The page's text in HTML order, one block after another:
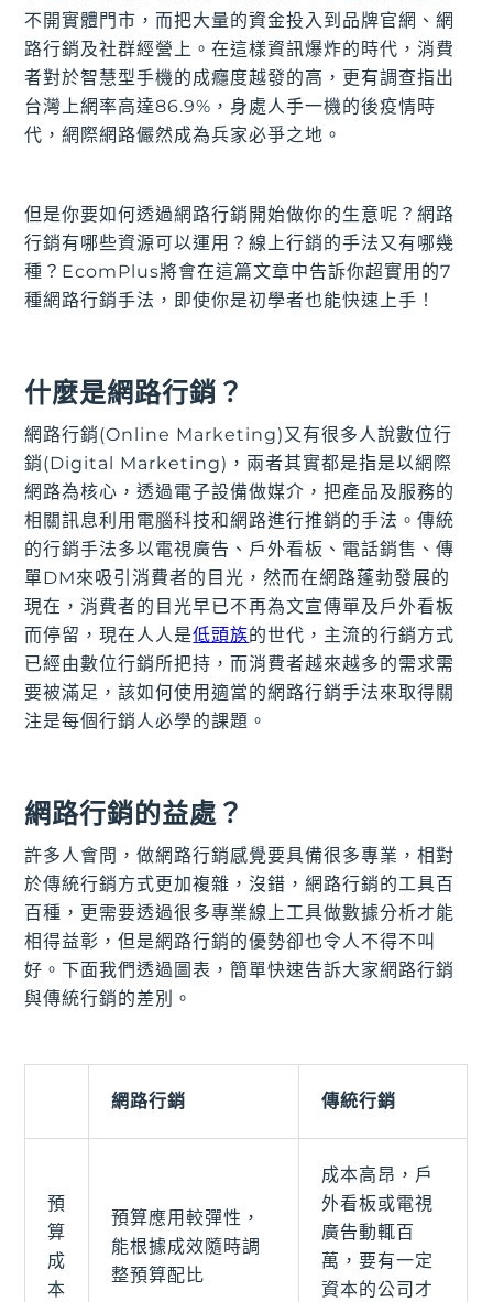
不開實體門市，而把大量的資金投入到品牌官網、網
路行銷及社群經營上。在這樣資訊爆炸的時代，消費
者對於智慧型手機的成癮度越發的高，更有調查指出
台灣上網率高達86.9%，身處人手一機的後疫情時
代，網際網路儼然成為兵家必爭之地。
但是你要如何透過網路行銷開始做你的生意呢？網路
行銷有哪些資源可以運用？線上行銷的手法又有哪幾
種？EcomPlus將會在這篇文章中告訴你超實用的7
種網路行銷手法，即使你是初學者也能快速上手！
什麼是網路行銷？
網路行銷(Online Marketing)又有很多人說數位行
銷(Digital Marketing)，兩者其實都是指是以網際
網路為核心，透過電子設備做媒介，把產品及服務的
相關訊息利用電腦科技和網路進行推銷的手法。傳統
的行銷手法多以電視廣告、戶外看板、電話銷售、傳
單DM來吸引消費者的目光，然而在網路蓬勃發展的
現在，消費者的目光早已不再為文宣傳單及戶外看板
而停留，現在人人是低頭族的世代，主流的行銷方式
已經由數位行銷所把持，而消費者越來越多的需求需
要被滿足，該如何使用適當的網路行銷手法來取得關
注是每個行銷人必學的課題。
網路行銷的益處？
許多人會問，做網路行銷感覺要具備很多專業，相對
於傳統行銷方式更加複雜，沒錯，網路行銷的工具百
百種，更需要透過很多專業線上工具做數據分析才能
相得益彰，但是網路行銷的優勢卻也令人不得不叫
好。下面我們透過圖表，簡單快速告訴大家網路行銷
與傳統行銷的差別。
網路行銷 傳統行銷
預
算
成
本
預算應用較彈性，
能根據成效隨時調
整預算配比
成本高昂，戶
外看板或電視
廣告動輒百
萬，要有一定
資本的公司才